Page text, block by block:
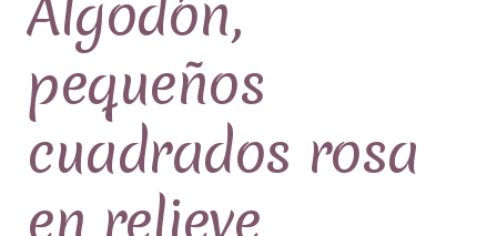
pequeños
cuadrados rosa